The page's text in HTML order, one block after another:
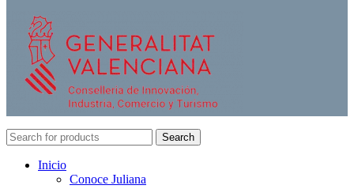
Search
Inicio
Conoce Juliana